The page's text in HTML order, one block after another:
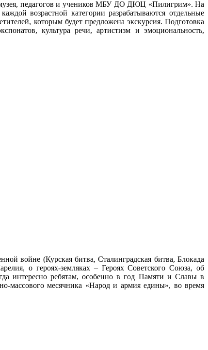
музея, педагогов и учеников МБУ ДО ДЮЦ «Пилигрим». На
возрастной категории разрабатываются отдельные
которым будет предложена экскурсия. Подготовка
культура речи, артистизм и эмоциональность,
войне (Курская битва, Сталинградская битва, Блокада
о героях-земляках – Героях Советского Союза, об
интересно ребятам, особенно в год Памяти и Славы в
массового месячника «Народ и армия едины», во время